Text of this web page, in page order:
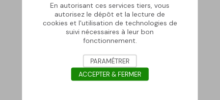
En autorisant ces services tiers, vous
autorisez le dépôt et la lecture de
cookies et l'utilisation de technologies de
suivi nécessaires à leur bon
fonctionnement.
PARAMÉTRER
ACCEPTER & FERMER